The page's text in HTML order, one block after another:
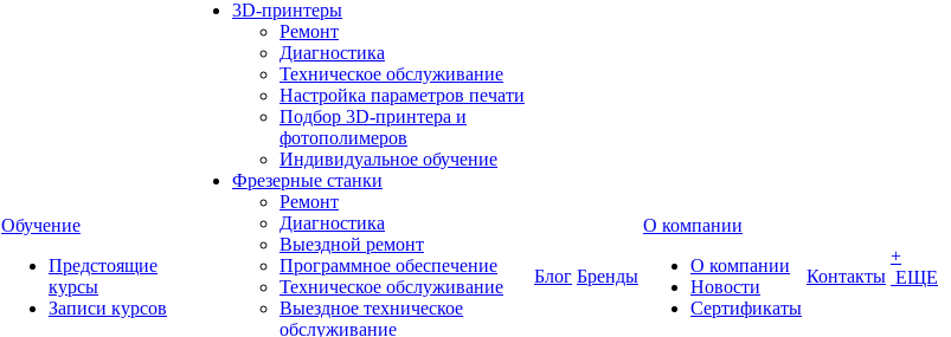
Обучение
Предстоящие
курсы
Записи курсов
3D-принтеры
Ремонт
Диагностика
Техническое обслуживание
Настройка параметров печати
Подбор 3D-принтера и
фотополимеров
Индивидуальное обучение
Фрезерные станки
Ремонт
Диагностика
Выездной ремонт
Программное обеспечение
Техническое обслуживание
Выездное техническое
обслуживание
Блог Бренды
О компании
О компании
Новости
Сертификаты
Контакты
+
ЕЩЕ